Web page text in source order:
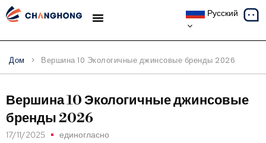
Русский
Дом > Вершина 10 Экологичные джинсовые бренды 2026
Вершина 10 Экологичные джинсовые
бренды 2026
17/11/2025 единогласно